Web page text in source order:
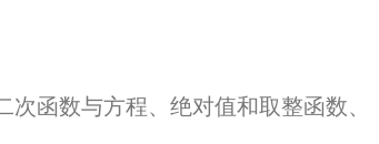
函数与方程、绝对值和取整函数、